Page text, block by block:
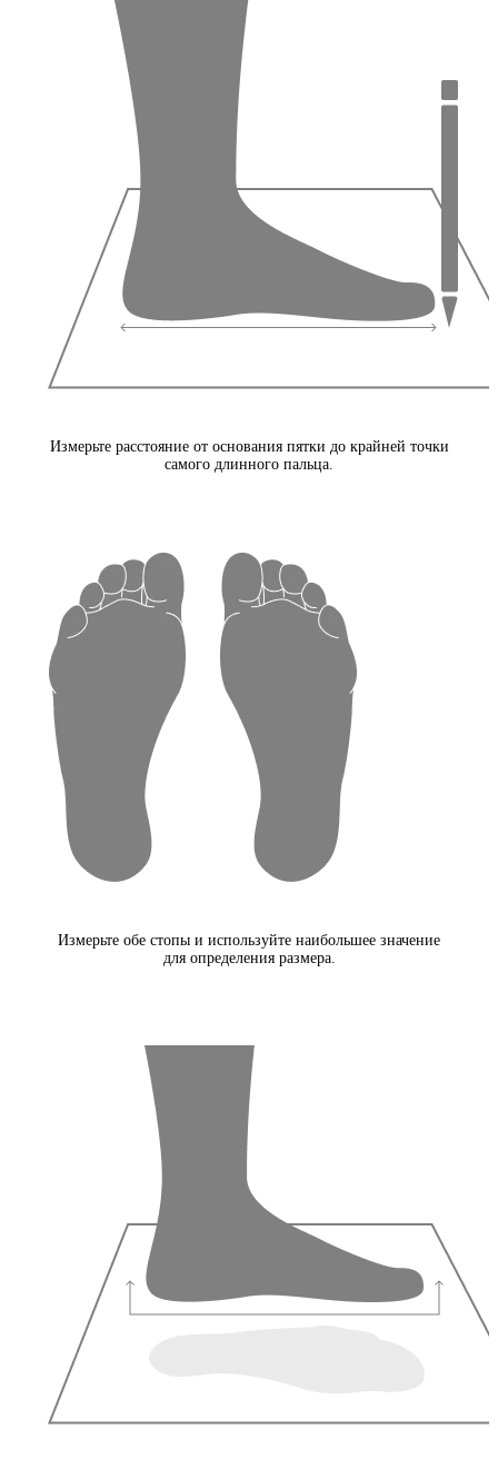
Измерьте расстояние от основания пятки до крайней точки
самого длинного пальца.
Измерьте обе стопы и используйте наибольшее значение
для определения размера.